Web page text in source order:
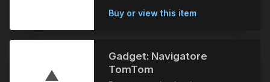
Buy or view this item
Gadget: Navigatore
TomTom